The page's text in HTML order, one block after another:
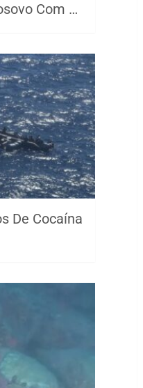
Com …
De Cocaína